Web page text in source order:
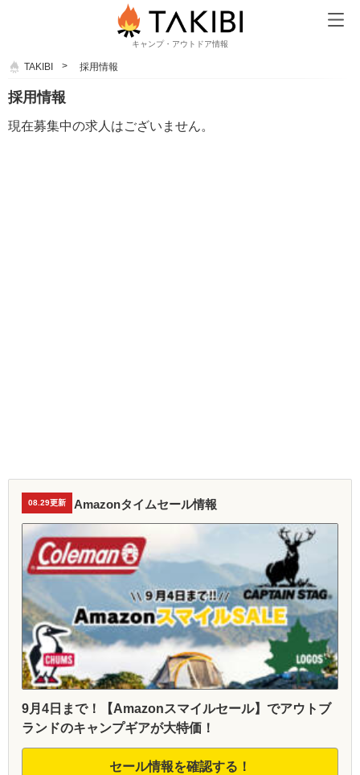
キャンプ・アウトドア情報
TAKIBI 採用情報
採用情報
現在募集中の求人はございません。
08.29更新 Amazonタイムセール情報
9月4日まで！【Amazonスマイルセール】でアウトブ
ランドのキャンプギアが大特価！
セール情報を確認する！